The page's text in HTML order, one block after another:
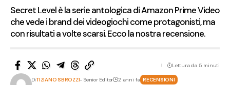
Secret Level è la serie antologica di Amazon Prime Video
che vede i brand dei videogiochi come protagonisti, ma
con risultati a volte scarsi. Ecco la nostra recensione.
DiTIZIANO SBROZZI- Senior Editor 2 anni fa RECENSIONI
Lettura da 5 minuti